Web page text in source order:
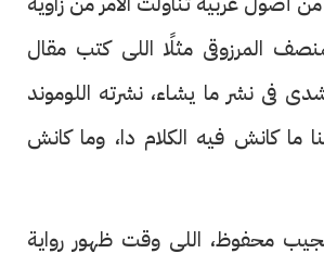
المرزوقى مثلًا اللى كتب مقال
فى نشر ما يشاء، نشرته اللوموند
ما كانش فيه الكلام دا، وما كانش
نجيب محفوظ، اللى وقت ظهور رواية